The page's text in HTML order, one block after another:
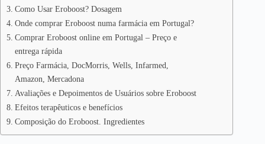
Como Usar Eroboost? Dosagem
Onde comprar Eroboost numa farmácia em Portugal?
Comprar Eroboost online em Portugal – Preço e
entrega rápida
Preço Farmácia, DocMorris, Wells, Infarmed,
Amazon, Mercadona
Avaliações e Depoimentos de Usuários sobre Eroboost
Efeitos terapêuticos e benefícios
Composição do Eroboost. Ingredientes